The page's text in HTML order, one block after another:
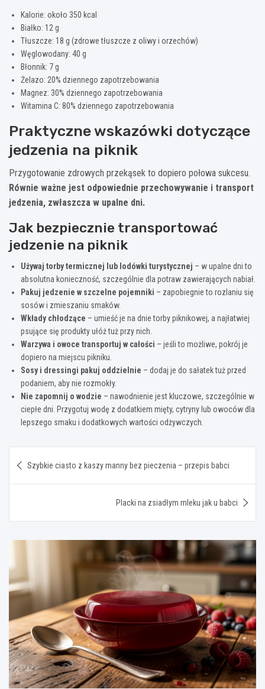
Kalorie: około 350 kcal
Białko: 12 g
Tłuszcze: 18 g (zdrowe tłuszcze z oliwy i orzechów)
Węglowodany: 40 g
Błonnik: 7 g
Żelazo: 20% dziennego zapotrzebowania
Magnez: 30% dziennego zapotrzebowania
Witamina C: 80% dziennego zapotrzebowania
Praktyczne wskazówki dotyczące
jedzenia na piknik
Przygotowanie zdrowych przekąsek to dopiero połowa sukcesu.
Równie ważne jest odpowiednie przechowywanie i transport
jedzenia, zwłaszcza w upalne dni.
Jak bezpiecznie transportować
jedzenie na piknik
Używaj torby termicznej lub lodówki turystycznej – w upalne dni to
absolutna konieczność, szczególnie dla potraw zawierających nabiał.
Pakuj jedzenie w szczelne pojemniki – zapobiegnie to rozlaniu się
sosów i zmieszaniu smaków.
Wkłady chłodzące – umieść je na dnie torby piknikowej, a najłatwiej
psujące się produkty ułóż tuż przy nich.
Warzywa i owoce transportuj w całości – jeśli to możliwe, pokrój je
dopiero na miejscu pikniku.
Sosy i dressingi pakuj oddzielnie – dodaj je do sałatek tuż przed
podaniem, aby nie rozmokły.
Nie zapomnij o wodzie – nawodnienie jest kluczowe, szczególnie w
ciepłe dni. Przygotuj wodę z dodatkiem mięty, cytryny lub owoców dla
lepszego smaku i dodatkowych wartości odżywczych.
wpisu
Szybkie ciasto z kaszy manny bez pieczenia – przepis babci
Placki na zsiadłym mleku jak u babci